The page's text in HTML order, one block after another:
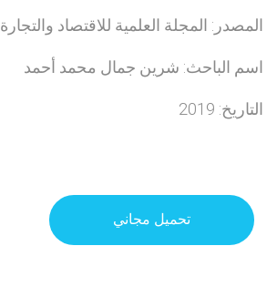
المصدر: المجلة العلمية للاقتصاد والتجارة
اسم الباحث: شرين جمال محمد أحمد
التاريخ: 2019
تحميل مجاني